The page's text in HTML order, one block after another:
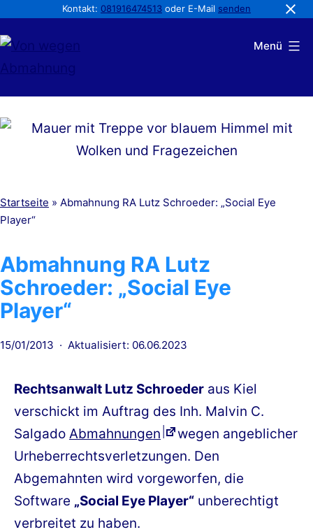
Kontakt: 081916474513 oder E-Mail senden
Inhalt
springen
Abmahnung
Menü
Startseite » Abmahnung RA Lutz Schroeder: „Social Eye
Player“
Abmahnung RA Lutz
Schroeder: „Social Eye
Player“
Veröffentlicht
15/01/2013 Aktualisiert: 06.06.2023
Rechtsanwalt Lutz Schroeder aus Kiel
verschickt im Auftrag des Inh. Malvin C.
Salgado Abmahnungen
wegen angeblicher
Urheberrechtsverletzungen. Den
Abgemahnten wird vorgeworfen, die
Software „Social Eye Player“ unberechtigt
verbreitet zu haben.